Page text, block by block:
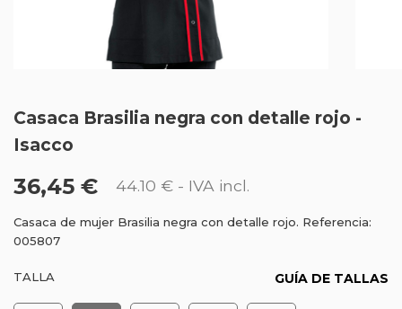
Casaca Brasilia negra con detalle rojo -
Isacco
36,45 € 44.10 € - IVA incl.
Casaca de mujer Brasilia negra con detalle rojo. Referencia:
005807
TALLA GUÍA DE TALLAS